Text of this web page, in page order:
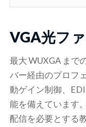
VGA光フ
最大 WUXGA まで
バー経由のプロフ
動ゲイン制御、
能を備えています
配信を必要とする